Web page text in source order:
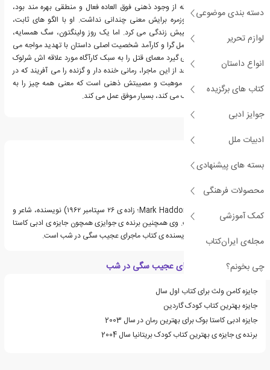
دسته بندی موضوعی
لوازم تحریر
انواع داستان
کتاب های برگزیده
جوایز ادبی
ادبیات ملل
بسته های پیشنهادی
محصولات فرهنگی
کمک آموزشی
مجله‌ی ایران‌کتاب
چی بخونم؟
گرچه کریستوفر پانزده ساله از وجود ذهنی فوق العاده فعال و منطقی بهره مند بود،
تعاملات و گوشزد های روزمره برایش معنی چندانی نداشت. او با الگو های ثابت،
قوانین و نمودار داخل جیبش زندگی می کرد. اما یک روز ولینگتون، سگ همسایه،
کشته می شود و دنیای عمل گرا و کارآمد شخصیت اصلی داستان با تهدید مواجه می
شود. کریستوفر تصمیم می گیرد معمای قتل را به سبک کارآگاه مورد علاقه اش شرلوک
هلمز، حل کند. اتفاقات بعد از این ماجرا، رمانی خنده دار و گزنده را می آفریند که در
تصویر سازی شخصی که موهبت و مصیبتش ذهنی است که معنی همه چیز را به
صورت عینی و ظاهری درک می کند، بسیار موفق عمل می کند.
درباره مارک هادون
مارک هادون (انگلیسی: Mark Haddon؛ زاده ی ۲۶ سپتامبر ۱۹۶۲) نویسنده، شاعر و
پدیدآور اهل بریتانیا است. وی همچنین برنده ی جوایزی همچون جایزه ی ادبی کاستا
بوک شده است. هادون نویسنده ی کتاب ماجرای عجیب سگی در شب است.
ویژگی های کتاب ماجرای عجیب سگی در شب
جایزه کامن ولث برای کتاب اول سال
جایزه بهترین کتاب کودک گاردین
جایزه ادبی کاستا بوک برای بهترین رمان در سال 2003
برنده ی جایزه ی بهترین کتاب کودک بریتانیا سال 2004